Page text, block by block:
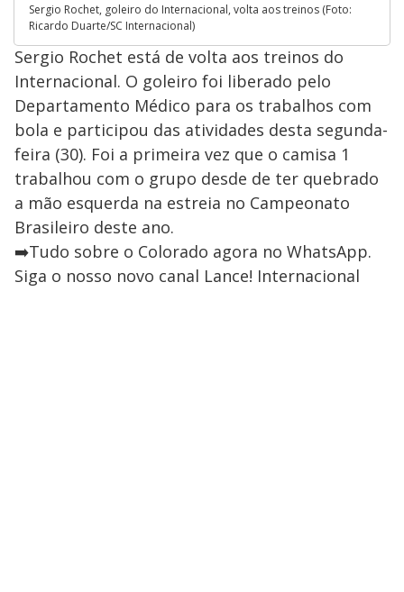
Sergio Rochet, goleiro do Internacional, volta aos treinos (Foto:
Ricardo Duarte/SC Internacional)
Sergio Rochet está de volta aos treinos do
Internacional. O goleiro foi liberado pelo
Departamento Médico para os trabalhos com
bola e participou das atividades desta segunda-
feira (30). Foi a primeira vez que o camisa 1
trabalhou com o grupo desde de ter quebrado
a mão esquerda na estreia no Campeonato
Brasileiro deste ano.
➡️Tudo sobre o Colorado agora no WhatsApp.
Siga o nosso novo canal Lance! Internacional